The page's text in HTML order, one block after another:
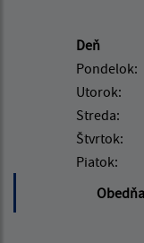
Deň
Pondelok:
Utorok:
Streda:
Štvrtok:
Piatok: